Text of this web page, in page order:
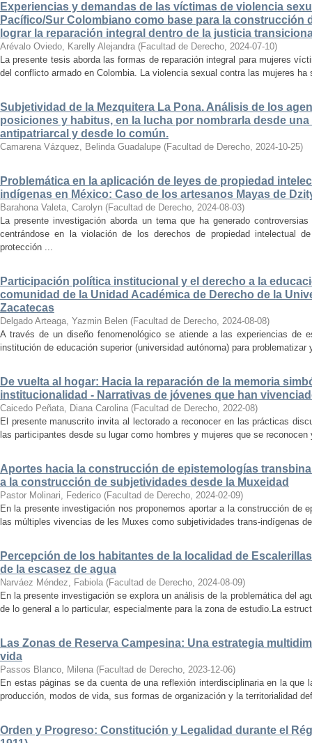
Experiencias y demandas de las víctimas de violencia
Pacífico/Sur Colombiano como base para la construcción
lograr la reparación integral dentro de la justicia
Arévalo Oviedo, Karelly Alejandra (Facultad de Derecho, 2024-07-10)
La presente tesis aborda las formas de reparación integral para mujeres
del conflicto armado en Colombia. La violencia sexual contra las mujeres
Subjetividad de la Mezquitera La Pona. Análisis de los
posiciones y habitus, en la lucha por nombrarla desde
antipatriarcal y desde lo común.
Camarena Vázquez, Belinda Guadalupe (Facultad de Derecho, 2024-10-25)
Problemática en la aplicación de leyes de propiedad
indígenas en México: Caso de los artesanos Mayas de
Barahona Valeta, Carolyn (Facultad de Derecho, 2024-08-03)
La presente investigación aborda un tema que ha generado
centrándose en la violación de los derechos de propiedad intelectual
protección ...
Participación política institucional y el derecho a la
comunidad de la Unidad Académica de Derecho de la
Zacatecas
Delgado Arteaga, Yazmin Belen (Facultad de Derecho, 2024-08-08)
A través de un diseño fenomenológico se atiende a las experiencias de
institución de educación superior (universidad autónoma) para
De vuelta al hogar: Hacia la reparación de la memoria
institucionalidad - Narrativas de jóvenes que han
Caicedo Peñata, Diana Carolina (Facultad de Derecho, 2022-08)
El presente manuscrito invita al lectorado a reconocer en las prácticas
las participantes desde su lugar como hombres y mujeres que se
Aportes hacia la construcción de epistemologías
a la construcción de subjetividades desde la Muxeidad
Pastor Molinari, Federico (Facultad de Derecho, 2024-02-09)
En la presente investigación nos proponemos aportar a la construcción de
las múltiples vivencias de les Muxes como subjetividades trans-indígenas
Percepción de los habitantes de la localidad de
de la escasez de agua
Narváez Méndez, Fabiola (Facultad de Derecho, 2024-08-09)
En la presente investigación se explora un análisis de la problemática del
de lo general a lo particular, especialmente para la zona de estudio.La
Las Zonas de Reserva Campesina: Una estrategia
vida
Passos Blanco, Milena (Facultad de Derecho, 2023-12-06)
En estas páginas se da cuenta de una reflexión interdisciplinaria en la que
producción, modos de vida, sus formas de organización y la territorialidad
Orden y Progreso: Constitución y Legalidad durante el